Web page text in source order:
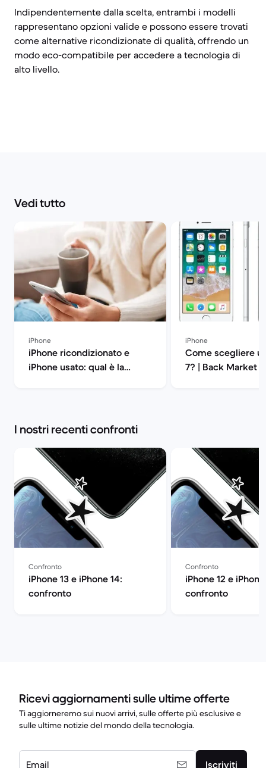
Indipendentemente dalla scelta, entrambi i modelli
rappresentano opzioni valide e possono essere trovati
come alternative ricondizionate di qualità, offrendo un
modo eco-compatibile per accedere a tecnologia di
alto livello.
Vedi tutto
iPhone
iPhone ricondizionato e
iPhone usato: qual è la
iPhone
Come scegliere
7? | Back Market
I nostri recenti confronti
Confronto
iPhone 13 e iPhone 14:
confronto
Confronto
iPhone 12 e iPhone
confronto
Ricevi aggiornamenti sulle ultime offerte
Ti aggiorneremo sui nuovi arrivi, sulle offerte più esclusive e
sulle ultime notizie del mondo della tecnologia.
Email Iscriviti